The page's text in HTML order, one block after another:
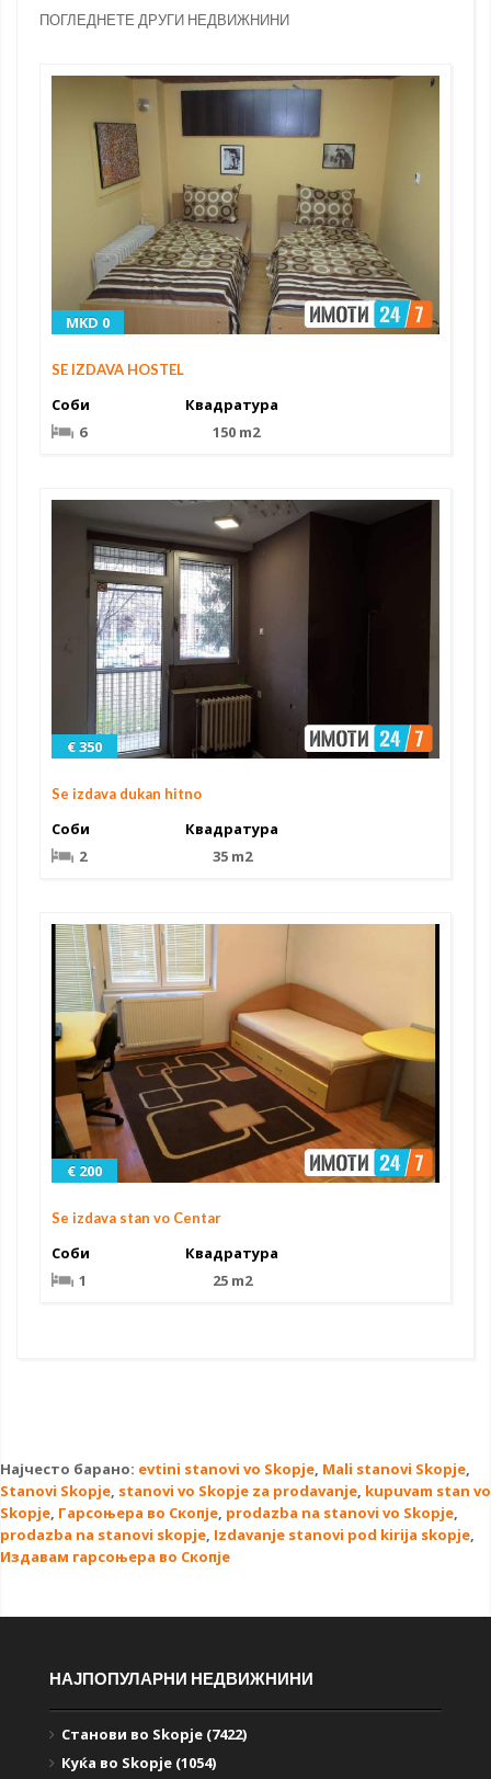
ПОГЛЕДНЕТЕ ДРУГИ НЕДВИЖНИНИ
MKD 0
SE IZDAVA HOSTEL
Соби
6
Квадратура
150 m2
€ 350
Se izdava dukan hitno
Соби
2
Квадратура
35 m2
€ 200
Se izdava stan vo Centar
Соби
1
Квадратура
25 m2
Најчесто барано: evtini stanovi vo Skopje, Mali stanovi Skopje,
Stanovi Skopje, stanovi vo Skopje za prodavanje, kupuvam stan vo
Skopje, Гарсоњера во Скопје, prodazba na stanovi vo Skopje,
prodazba na stanovi skopje, Izdavanje stanovi pod kirija skopje,
Издавам гарсоњера во Скопје
НАЈПОПУЛАРНИ НЕДВИЖНИНИ
Станови во Skopje (7422)
Куќа во Skopje (1054)